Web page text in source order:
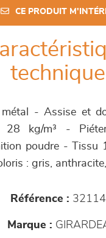
CE PRODUIT
- Assise et
28 kg/m³ -
poudre - Tissu
: gris,
Référence :
Marque :